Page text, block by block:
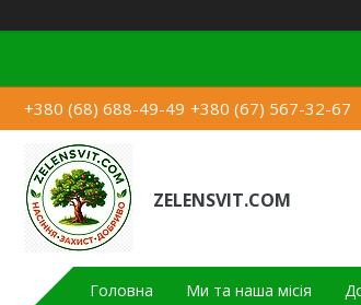
+380 (68) 688-49-49 +380 (67) 567-32-67
ZELENSVIT.COM
Головна Ми та наша місія